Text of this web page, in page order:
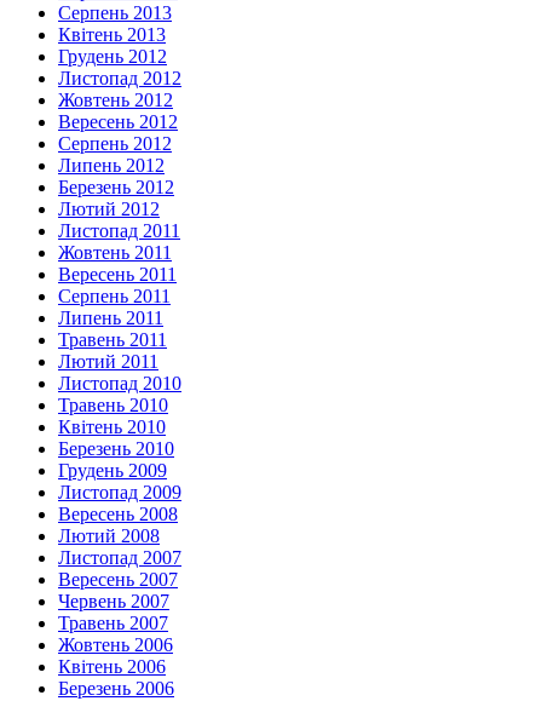
Серпень 2013
Квітень 2013
Грудень 2012
Листопад 2012
Жовтень 2012
Вересень 2012
Серпень 2012
Липень 2012
Березень 2012
Лютий 2012
Листопад 2011
Жовтень 2011
Вересень 2011
Серпень 2011
Липень 2011
Травень 2011
Лютий 2011
Листопад 2010
Травень 2010
Квітень 2010
Березень 2010
Грудень 2009
Листопад 2009
Вересень 2008
Лютий 2008
Листопад 2007
Вересень 2007
Червень 2007
Травень 2007
Жовтень 2006
Квітень 2006
Березень 2006